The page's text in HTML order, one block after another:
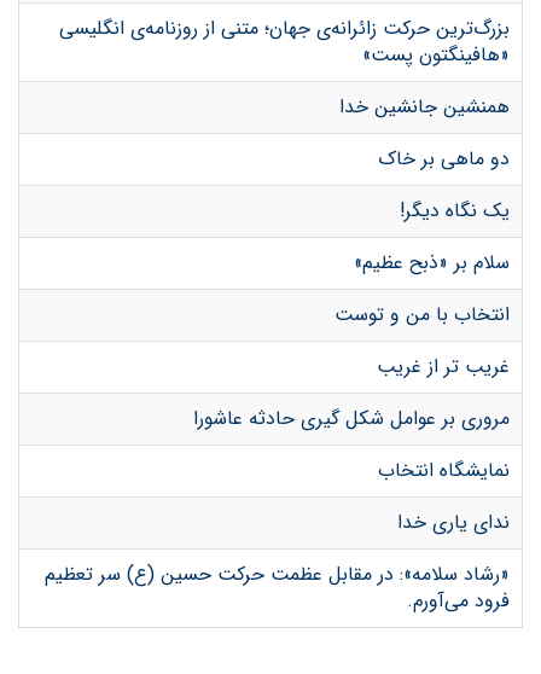
بزرگ‌ترین حرکت زائرانه‌ی جهان؛ متنی از روزنامه‌ی انگلیسی
«هافینگتون پست»
همنشین جانشین خدا
دو ماهی بر خاک
یک نگاه دیگر!
سلام بر «ذبح عظیم»
انتخاب با من و توست
غریب تر از غریب
مروری بر عوامل شکل گیری حادثه عاشورا
نمایشگاه انتخاب
ندای یاری خدا
«رشاد سلامه»: در مقابل عظمت حرکت حسین (ع) سر تعظیم
فرود می‌آورم.